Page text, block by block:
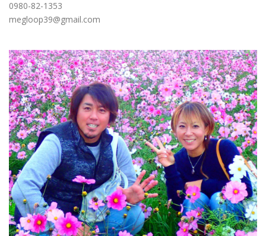
0980-82-1353
megloop39@gmail.com